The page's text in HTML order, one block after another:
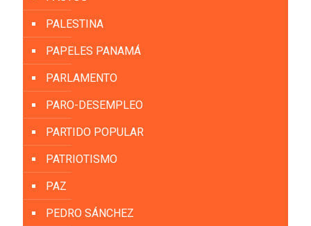
PALESTINA
PAPELES PANAMÁ
PARLAMENTO
PARO-DESEMPLEO
PARTIDO POPULAR
PATRIOTISMO
PAZ
PEDRO SÁNCHEZ